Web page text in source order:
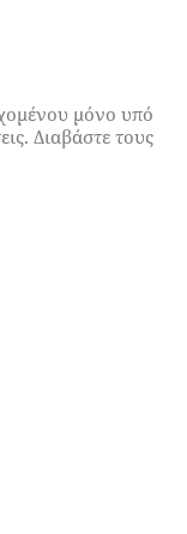
μόνο υπό
Διαβάστε τους